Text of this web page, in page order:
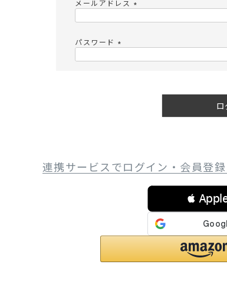
ビジネスバッグ
時計
その他
AS2OV
メールアドレス
)
パスワード
ロ
連携サービスでログイン・会員登録
 Apple